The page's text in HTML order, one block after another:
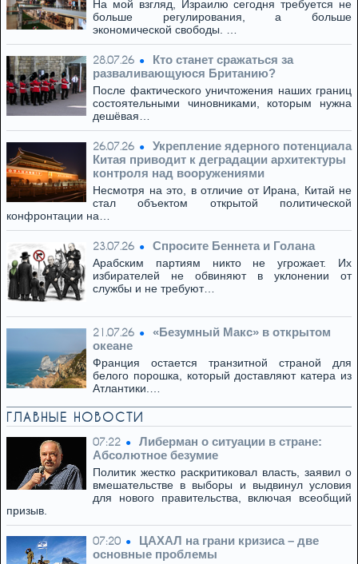
На мой взгляд, Израилю сегодня требуется не
больше регулирования, а больше
экономической свободы. …
28.07.26
Кто станет сражаться за
разваливающуюся Британию?
После фактического уничтожения наших границ
состоятельными чиновниками, которым нужна
дешёвая…
26.07.26
Укрепление ядерного потенциала
Китая приводит к деградации архитектуры
контроля над вооружениями
Несмотря на это, в отличие от Ирана, Китай не
стал объектом открытой политической
конфронтации на…
23.07.26 Спросите Беннета и Голана
Арабским партиям никто не угрожает. Их
избирателей не обвиняют в уклонении от
службы и не требуют…
21.07.26
«Безумный Макс» в открытом
океане
Франция остается транзитной страной для
белого порошка, который доставляют катера из
Атлантики.…
ГЛАВНЫЕ НОВОСТИ
07:22
Либерман о ситуации в стране:
Абсолютное безумие
Политик жестко раскритиковал власть, заявил о
вмешательстве в выборы и выдвинул условия
для нового правительства, включая всеобщий
призыв.
07:20
ЦАХАЛ на грани кризиса – две
основные проблемы